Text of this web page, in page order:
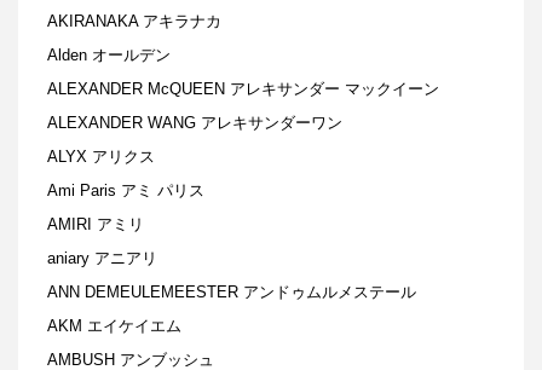
AKIRANAKA アキラナカ
Alden オールデン
ALEXANDER McQUEEN アレキサンダー マックイーン
ALEXANDER WANG アレキサンダーワン
ALYX アリクス
Ami Paris アミ パリス
AMIRI アミリ
aniary アニアリ
ANN DEMEULEMEESTER アンドゥムルメステール
AKM エイケイエム
AMBUSH アンブッシュ